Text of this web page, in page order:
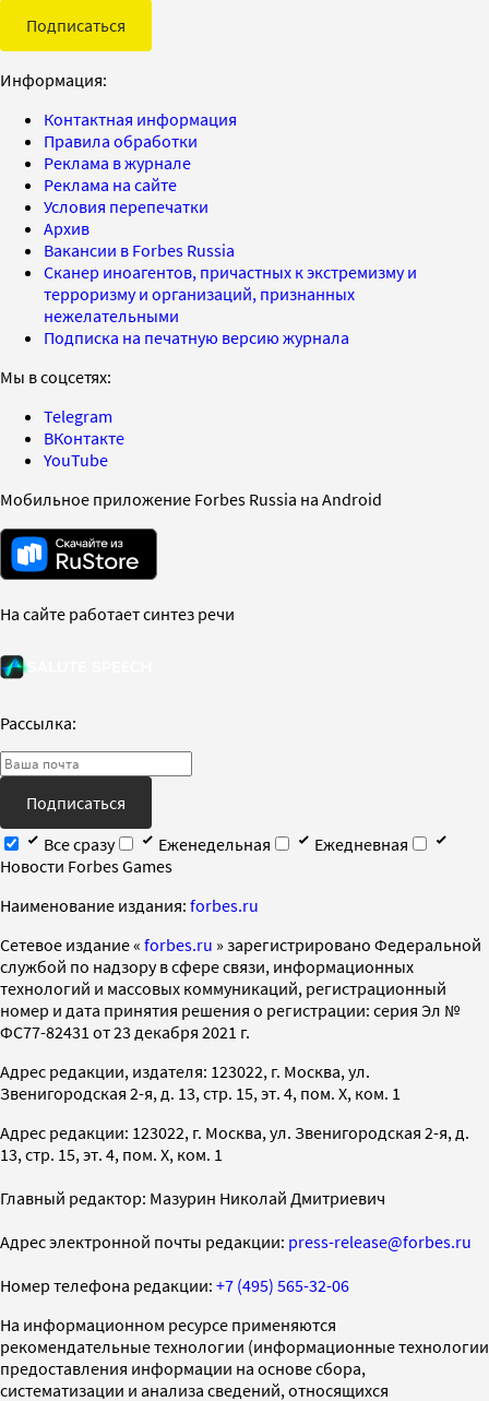
Подписаться
Информация:
Контактная информация
Правила обработки
Реклама в журнале
Реклама на сайте
Условия перепечатки
Архив
Вакансии в Forbes Russia
Сканер иноагентов, причастных к экстремизму и
терроризму и организаций, признанных
нежелательными
Подписка на печатную версию журнала
Мы в соцсетях:
Telegram
ВКонтакте
YouTube
Мобильное приложение Forbes Russia на Android
На сайте работает синтез речи
Рассылка:
Подписаться
Все сразу
Еженедельная
Ежедневная
Новости Forbes Games
Наименование издания: forbes.ru
Cетевое издание « forbes.ru » зарегистрировано Федеральной
службой по надзору в сфере связи, информационных
технологий и массовых коммуникаций, регистрационный
номер и дата принятия решения о регистрации: серия Эл №
ФС77-82431 от 23 декабря 2021 г.
Адрес редакции, издателя: 123022, г. Москва, ул.
Звенигородская 2-я, д. 13, стр. 15, эт. 4, пом. X, ком. 1
Адрес редакции: 123022, г. Москва, ул. Звенигородская 2-я, д.
13, стр. 15, эт. 4, пом. X, ком. 1
Главный редактор: Мазурин Николай Дмитриевич
Адрес электронной почты редакции: press-release@forbes.ru
Номер телефона редакции: +7 (495) 565-32-06
На информационном ресурсе применяются
рекомендательные технологии (информационные технологии
предоставления информации на основе сбора,
систематизации и анализа сведений, относящихся